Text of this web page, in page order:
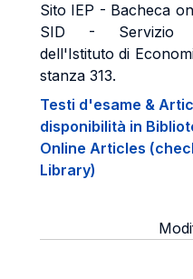
Sito IEP - Bacheca
SID - Servizio
dell'Istituto di
stanza 313.
Testi d'esame &
disponibilità in
Online Articles
Library)